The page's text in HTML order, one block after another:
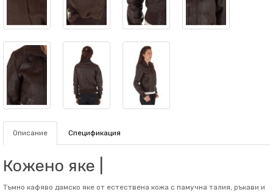
Описание Спецификация
Кожено яке |
Тъмно кафяво дамско яке от естествена кожа с памучна талия, ръкави и